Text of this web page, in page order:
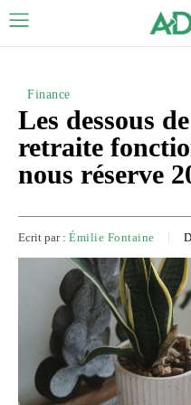
Finance
Les dessous
retraite
nous réserve
Ecrit par : Émilie Fontaine